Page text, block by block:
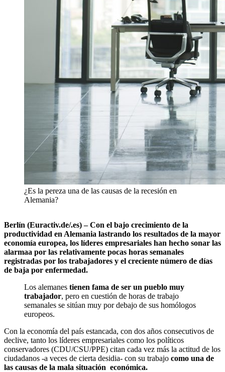
¿Es la pereza una de las causas de la recesión en
Alemania?
Berlín (Euractiv.de/.es) – Con el bajo crecimiento de la
productividad en Alemania lastrando los resultados de la mayor
economía europea, los líderes empresariales han hecho sonar las
alarmaa por las relativamente pocas horas semanales
registradas por los trabajadores y el creciente número de días
de baja por enfermedad.
Los alemanes tienen fama de ser un pueblo muy
trabajador, pero en cuestión de horas de trabajo
semanales se sitúan muy por debajo de sus homólogos
europeos.
Con la economía del país estancada, con dos años consecutivos de
declive, tanto los líderes empresariales como los políticos
conservadores (CDU/CSU/PPE) citan cada vez más la actitud de los
ciudadanos -a veces de cierta desidia- con su trabajo como una de
las causas de la mala situación económica.